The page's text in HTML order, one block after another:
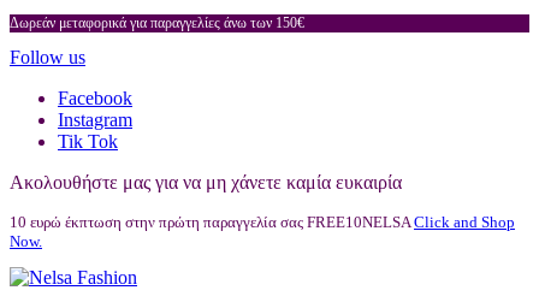
Δωρεάν μεταφορικά για παραγγελίες άνω των 150€
Follow us
Facebook
Instagram
Tik Tok
Ακολουθήστε μας για να μη χάνετε καμία ευκαιρία
10 ευρώ έκπτωση στην πρώτη παραγγελία σας FREE10NELSAClick and Shop
Now.